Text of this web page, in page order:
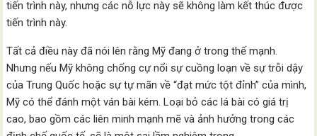
tiến trình này, nhưng các nỗ lực này sẽ không làm kết thúc được
tiến trình này.
Tất cả điều này đã nói lên rằng Mỹ đang ở trong thế mạnh.
Nhưng nếu Mỹ không chống cự nổi sự cuồng loạn về sự trỗi dậy
của Trung Quốc hoặc sự tự mãn về “đạt mức tột đỉnh” của mình,
Mỹ có thể đánh một ván bài kém. Loại bỏ các lá bài có giá trị
cao, bao gồm các liên minh mạnh mẽ và ảnh hưởng trong các